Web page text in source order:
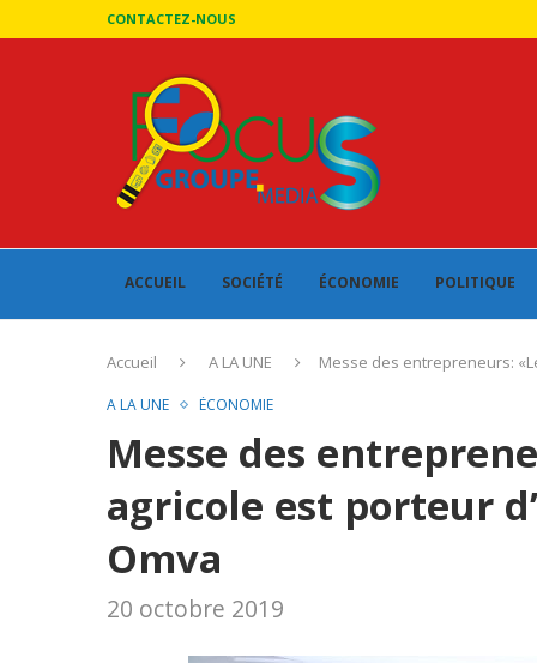
CONTACTEZ-NOUS
ACCUEIL SOCIÉTÉ ÉCONOMIE POLITIQUE
Accueil A LA UNE Messe des entrepreneurs:
A LA UNE ÉCONOMIE
Messe des
agricole est porteur
Omva
20 octobre 2019